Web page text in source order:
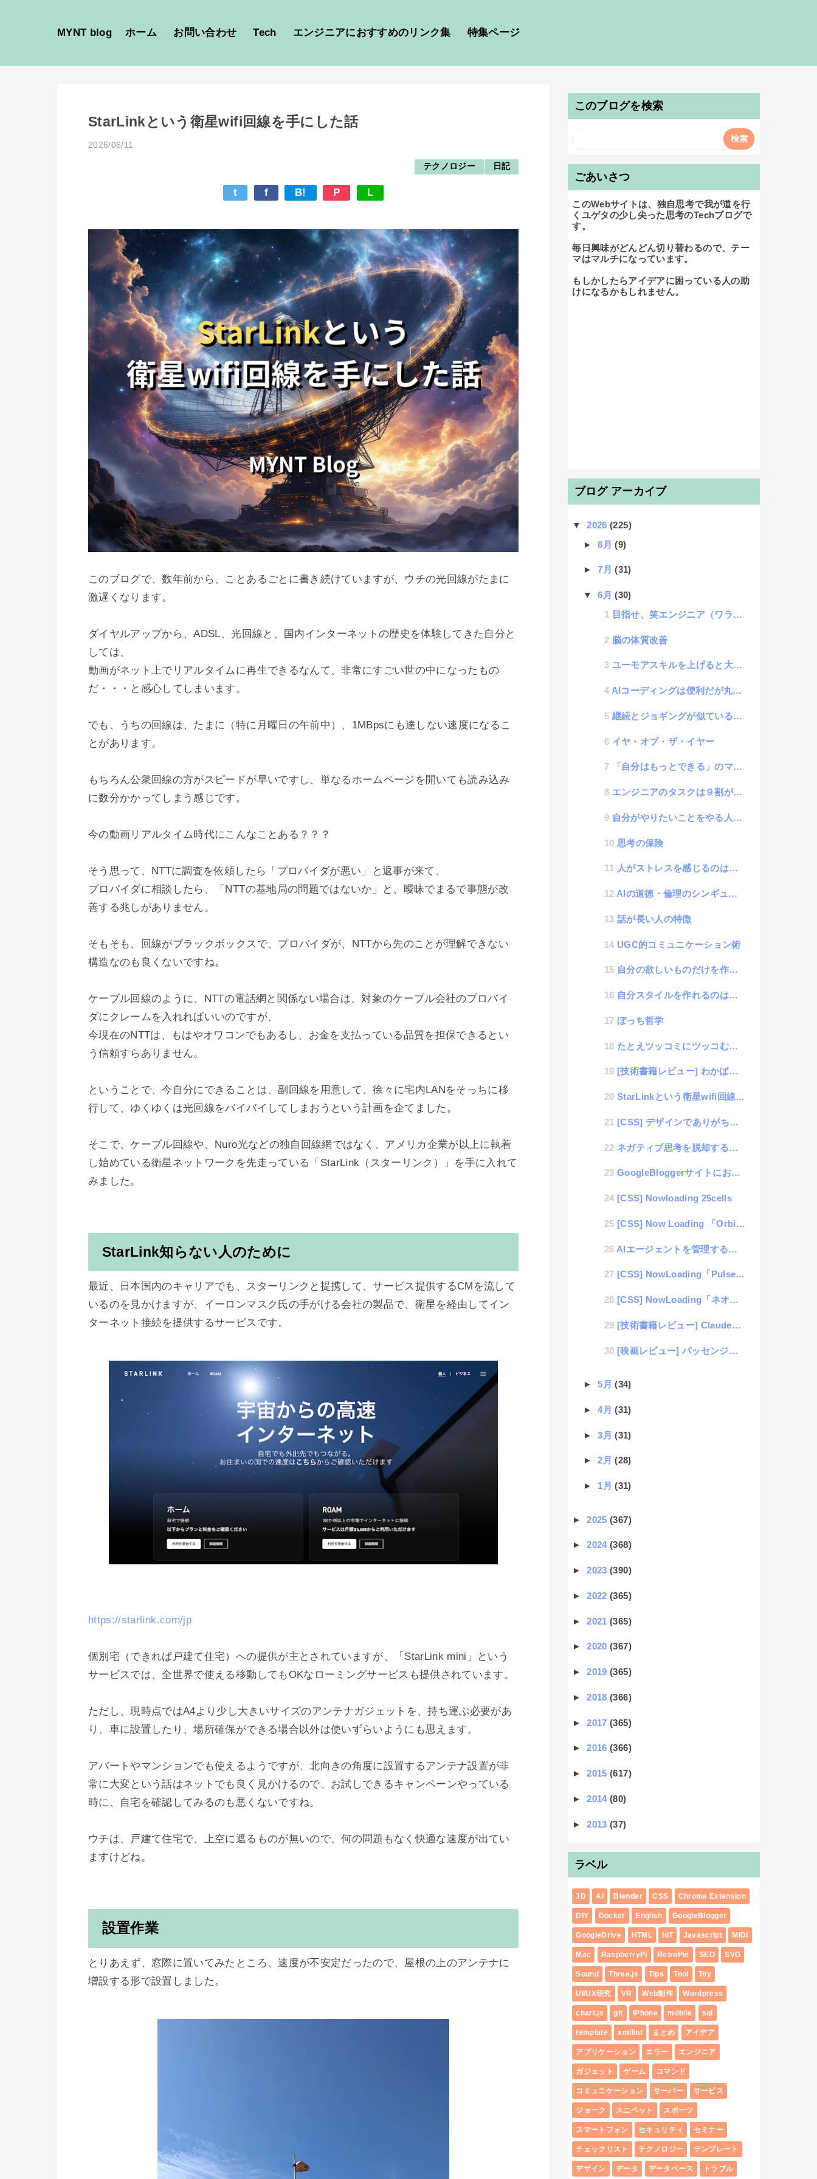
MYNT blog ホーム お問い合わせ Tech エンジニアにおすすめのリンク集 特集ページ
StarLinkという衛星wifi回線を手にした話
2026/06/11
テクノロジー 日記
t f B! P L
このブログで、数年前から、ことあるごとに書き続けていますが、ウチの光回線がたまに
激遅くなります。
ダイヤルアップから、ADSL、光回線と、国内インターネットの歴史を体験してきた自分と
しては、
動画がネット上でリアルタイムに再生できるなんて、非常にすごい世の中になったもの
だ・・・と感心してしまいます。
でも、うちの回線は、たまに（特に月曜日の午前中）、1MBpsにも達しない速度になるこ
とがあります。
もちろん公衆回線の方がスピードが早いですし、単なるホームページを開いても読み込み
に数分かかってしまう感じです。
今の動画リアルタイム時代にこんなことある？？？
そう思って、NTTに調査を依頼したら「プロバイダが悪い」と返事が来て、
プロバイダに相談したら、「NTTの基地局の問題ではないか」と、曖昧でまるで事態が改
善する兆しがありません。
そもそも、回線がブラックボックスで、プロバイダが、NTTから先のことが理解できない
構造なのも良くないですね。
ケーブル回線のように、NTTの電話網と関係ない場合は、対象のケーブル会社のプロバイ
ダにクレームを入れればいいのですが、
今現在のNTTは、もはやオワコンでもあるし、お金を支払っている品質を担保できるとい
う信頼すらありません。
ということで、今自分にできることは、副回線を用意して、徐々に宅内LANをそっちに移
行して、ゆくゆくは光回線をバイバイしてしまおうという計画を企てました。
そこで、ケーブル回線や、Nuro光などの独自回線網ではなく、アメリカ企業が以上に執着
し始めている衛星ネットワークを先走っている「StarLink（スターリンク）」を手に入れて
StarLink知らない人のために
最近、日本国内のキャリアでも、スターリンクと提携して、サービス提供するCMを流して
いるのを見かけますが、イーロンマスク氏の手がける会社の製品で、衛星を経由してイン
ターネット接続を提供するサービスです。
https://starlink.com/jp
個別宅（できれば戸建て住宅）への提供が主とされていますが、「StarLink mini」という
サービスでは、全世界で使える移動してもOKなローミングサービスも提供されています。
ただし、現時点ではA4より少し大きいサイズのアンテナガジェットを、持ち運ぶ必要があ
り、車に設置したり、場所確保ができる場合以外は使いずらいようにも思えます。
アパートやマンションでも使えるようですが、北向きの角度に設置するアンテナ設置が非
常に大変という話はネットでも良く見かけるので、お試しできるキャンペーンやっている
時に、自宅を確認してみるのも悪くないですね。
ウチは、戸建て住宅で、上空に遮るものが無いので、何の問題もなく快適な速度が出てい
ますけどね。
設置作業
とりあえず、窓際に置いてみたところ、速度が不安定だったので、屋根の上のアンテナに
増設する形で設置しました。
このブログを検索
ごあいさつ
このWebサイトは、独自思考で我が道を行
くユゲタの少し尖った思考のTechブログで
す。
毎日興味がどんどん切り替わるので、テー
マはマルチになっています。
もしかしたらアイデアに困っている人の助
けになるかもしれません。
ブログ アーカイブ
▼2026(225)
►8月(9)
►7月(31)
▼6月(30)
目指せ、笑エンジニア（ワラエンジニア）
脳の体質改善
ユーモアスキルを上げると大体の事は向上する話
AIコーディングは便利だが丸投げ開発ができない理由
継続とジョギングが似ていることに気がついたら何でも成功するようになる話
イヤ・オブ・ザ・イヤー
「自分はもっとできる」のマインドセット
エンジニアのタスクは９割が重要ではない話
自分がやりたいことをやる人生は、"スキルアップ"と"運"しかない話
思考の保険
人がストレスを感じるのは、やらなければいけないことから逃げたい時
AIの道徳・倫理のシンギュラリティはいつ？
話が長い人の特徴
UGC的コミュニケーション術
自分の欲しいものだけを作るクリエーター
自分スタイルを作れるのは自分だけ
ぼっち哲学
たとえツッコミにツッコむブログ
[技術書籍レビュー] わかばちゃんと、つくって、壊して、直して学ぶNewSQL入門
StarLinkという衛星wifi回線を手にした話
[CSS] デザインでありがちな文字にカブる下線デザイン（アニメもあるよ）
ネガティブ思考を脱却する論理思考
GoogleBloggerサイトにおける画像多めページのトラブル対応
[CSS] Nowloading 25cells
[CSS] Now Loading 「Orbit Ring Loader」
AIエージェントを管理する、AItank（アイタンク）サービス
[CSS] NowLoading「Pulse Dot Loader」
[CSS] NowLoading「ネオン・ヘイロー・スピナー」
[技術書籍レビュー] ClaudeCodeによるAI駆動開発入門
[映画レビュー] パッセンジャー
►5月(34)
►4月(31)
►3月(31)
►2月(28)
► 1月(31)
►2025(367)
►2024(368)
►2023(390)
►2022(365)
►2021(365)
►2020(367)
►2019(365)
►2018(366)
►2017(365)
►2016(366)
►2015(617)
►2014(80)
►2013(37)
ラベル
3D AI Blender CSS Chrome Extension
DIY Docker English GoogleBlogger
GoogleDrive HTML IoT Javascript MIDI
Mac RaspberryPi RetroPie SEO SVG
Sound Three.js Tips Tool Toy
UI/UX研究 VR Web制作 Wordpress
chart.js git iPhone mobile sql
template xmllint まとめ アイデア
アプリケーション エラー エンジニア
ガジェット ゲーム コマンド
コミュニケーション サーバー サービス
ジョーク スニペット スポーツ
スマートフォン セキュリティ セミナー
チェックリスト テクノロジー テンプレート
デザイン データ データベース トラブル